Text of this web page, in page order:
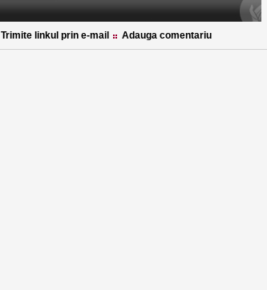
Trimite linkul prin e-mail Adauga comentariu